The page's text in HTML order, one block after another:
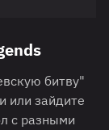
битву"
или зайдите
с разными